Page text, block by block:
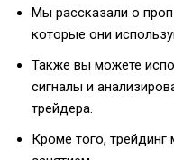
Мы рассказали о
которые они
Также вы можете
сигналы и
трейдера.
Кроме того,